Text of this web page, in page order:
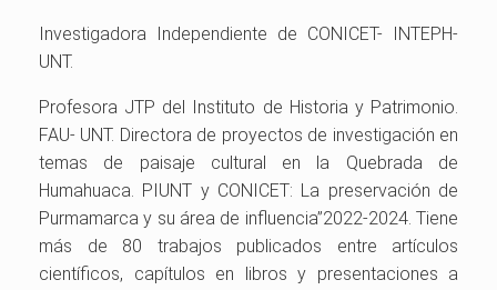
Investigadora Independiente de CONICET- INTEPH-
UNT.
Profesora JTP del Instituto de Historia y Patrimonio.
FAU- UNT. Directora de proyectos de investigación en
temas de paisaje cultural en la Quebrada de
Humahuaca. PIUNT y CONICET: La preservación de
Purmamarca y su área de influencia”2022-2024. Tiene
más de 80 trabajos publicados entre artículos
científicos, capítulos en libros y presentaciones a